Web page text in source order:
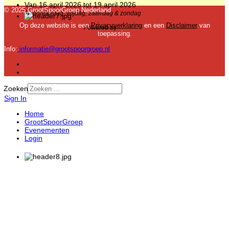
Van 16 april 2026 tot 19 april 2026
↳donderdag, vrijdag, zaterdag & zondag
Powered byiCagenda
Evenementenkalender
© 2025 GrootSpoorGroep Nederland
Op deze website is een Privacyverklaringen een Disclaimervan
toepassing.
Info: informatie@grootspoorgroep.nl
Zoeken
Sign In
Home
GrootSpoorGroep
Evenementen
Login